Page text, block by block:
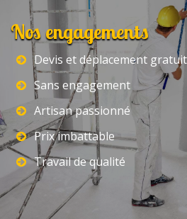
Nos engagements
Devis et déplacement
Sans engagement
Artisan passionné
Prix imbattable
Travail de qualité